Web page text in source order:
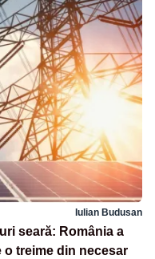
Iulian Budusan
seară: România a
treime din necesar